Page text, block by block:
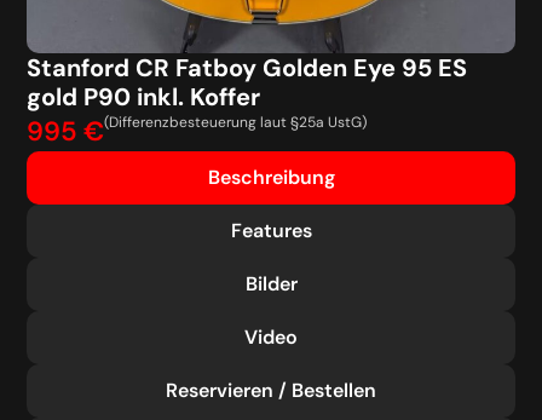
Stanford CR Fatboy Golden Eye 95 ES
gold P90 inkl. Koffer
995 €(Differenzbesteuerung laut §25a UstG)
Beschreibung
Features
Bilder
Video
Reservieren / Bestellen